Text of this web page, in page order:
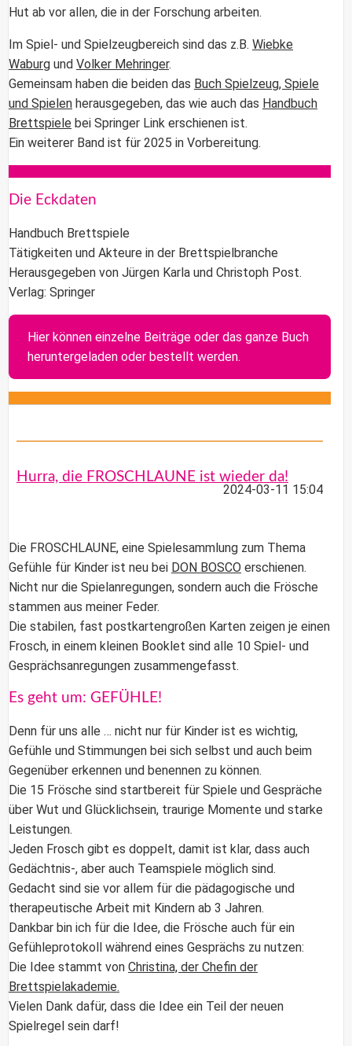
Hut ab vor allen, die in der Forschung arbeiten.
Im Spiel- und Spielzeugbereich sind das z.B. Wiebke
Waburg und Volker Mehringer.
Gemeinsam haben die beiden das Buch Spielzeug, Spiele
und Spielen herausgegeben, das wie auch das Handbuch
Brettspiele bei Springer Link erschienen ist.
Ein weiterer Band ist für 2025 in Vorbereitung.
Die Eckdaten
Handbuch Brettspiele
Tätigkeiten und Akteure in der Brettspielbranche
Herausgegeben von Jürgen Karla und Christoph Post.
Verlag: Springer
Hier können einzelne Beiträge oder das ganze Buch
heruntergeladen oder bestellt werden.
2024-03-11 15:04
Hurra, die FROSCHLAUNE ist wieder da!
Die FROSCHLAUNE, eine Spielesammlung zum Thema
Gefühle für Kinder ist neu bei DON BOSCO erschienen.
Nicht nur die Spielanregungen, sondern auch die Frösche
stammen aus meiner Feder.
Die stabilen, fast postkartengroßen Karten zeigen je einen
Frosch, in einem kleinen Booklet sind alle 10 Spiel- und
Gesprächsanregungen zusammengefasst.
Es geht um: GEFÜHLE!
Denn für uns alle … nicht nur für Kinder ist es wichtig,
Gefühle und Stimmungen bei sich selbst und auch beim
Gegenüber erkennen und benennen zu können.
Die 15 Frösche sind startbereit für Spiele und Gespräche
über Wut und Glücklichsein, traurige Momente und starke
Leistungen.
Jeden Frosch gibt es doppelt, damit ist klar, dass auch
Gedächtnis-, aber auch Teamspiele möglich sind.
Gedacht sind sie vor allem für die pädagogische und
therapeutische Arbeit mit Kindern ab 3 Jahren.
Dankbar bin ich für die Idee, die Frösche auch für ein
Gefühleprotokoll während eines Gesprächs zu nutzen:
Die Idee stammt von Christina, der Chefin der
Brettspielakademie.
Vielen Dank dafür, dass die Idee ein Teil der neuen
Spielregel sein darf!